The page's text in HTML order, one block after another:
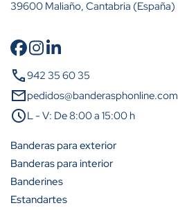
Cantidad
A partir de 10 unidades
A partir de 25 unidades
A partir de 50 unidades
A partir de 100 unidades
39600 Maliaño, Cantabria (España)
call942 35 60 35
mailpedidos@banderasphonline.com
scheduleL - V: De 8:00 a 15:00 h
Banderas para exterior
Banderas para interior
Banderines
Estandartes